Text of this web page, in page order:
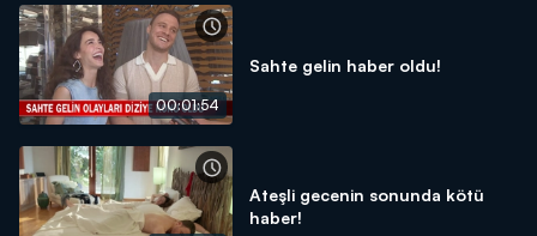
00:01:54
Sahte gelin haber oldu!
Ateşli gecenin sonunda kötü
haber!